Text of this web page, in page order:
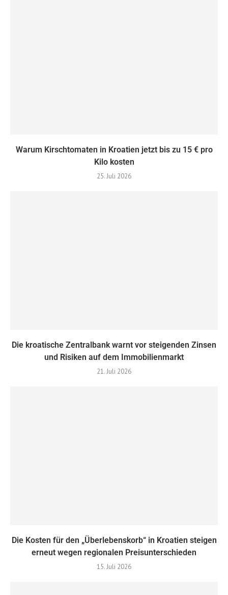
Warum Kirschtomaten in Kroatien jetzt bis zu 15 € pro
Kilo kosten
25. Juli 2026
Die kroatische Zentralbank warnt vor steigenden Zinsen
und Risiken auf dem Immobilienmarkt
21. Juli 2026
Die Kosten für den „Überlebenskorb“ in Kroatien steigen
erneut wegen regionalen Preisunterschieden
15. Juli 2026